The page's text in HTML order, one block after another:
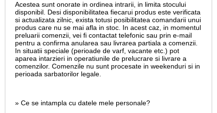
Acestea sunt onorate in ordinea intrarii, in limita stocului
disponibil. Desi disponibilitatea fiecarui produs este verificata
si actualizata zilnic, exista totusi posibilitatea comandarii unui
produs care nu se mai afla in stoc. In acest caz, in momentul
preluarii comenzii, vei fi contactat telefonic sau prin e-mail
pentru a confirma anularea sau livrarea partiala a comenzii.
In situatii speciale (perioade de varf, vacante etc.) pot
aparea intarzieri in operatiunile de prelucrare si livrare a
comenzilor. Comenzile nu sunt procesate in weekenduri si in
perioada sarbatorilor legale.
» Ce se intampla cu datele mele personale?